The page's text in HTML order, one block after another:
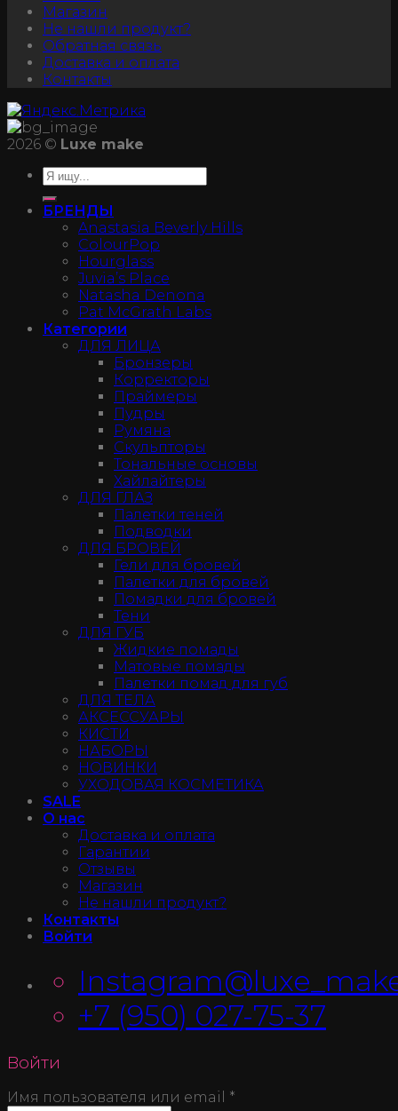
Магазин
Не нашли продукт?
Обратная связь
Доставка и оплата
Контакты
2026 © Luxe make
БРЕНДЫ
Anastasia Beverly Hills
ColourPop
Hourglass
Juvia’s Place
Natasha Denona
Pat McGrath Labs
Категории
ДЛЯ ЛИЦА
Бронзеры
Корректоры
Праймеры
Пудры
Румяна
Скульпторы
Тональные основы
Хайлайтеры
ДЛЯ ГЛАЗ
Палетки теней
Подводки
ДЛЯ БРОВЕЙ
Гели для бровей
Палетки для бровей
Помадки для бровей
Тени
ДЛЯ ГУБ
Жидкие помады
Матовые помады
Палетки помад для губ
ДЛЯ ТЕЛА
АКСЕССУАРЫ
КИСТИ
НАБОРЫ
НОВИНКИ
УХОДОВАЯ КОСМЕТИКА
SALE
О нас
Доставка и оплата
Гарантии
Отзывы
Магазин
Не нашли продукт?
Контакты
Войти
+7 (950) 027-75-37
Войти
Имя пользователя или email *